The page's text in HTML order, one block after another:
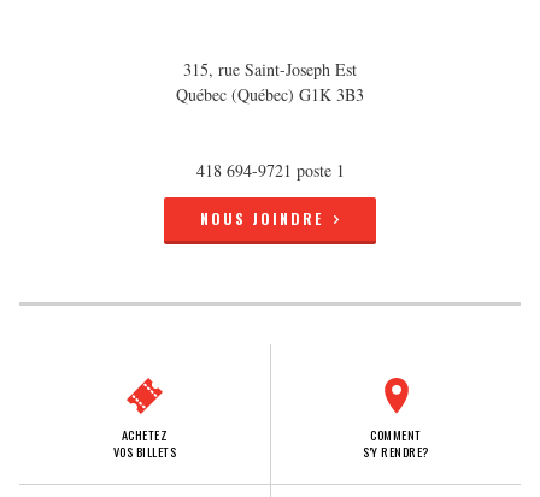
315, rue Saint-Joseph Est
Québec (Québec) G1K 3B3
418 694-9721 poste 1
NOUS JOINDRE
ACHETEZ
VOS BILLETS
COMMENT
S'Y RENDRE?